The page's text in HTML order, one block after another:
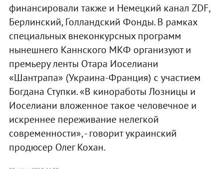
финансировали также и Немецкий канал ZDF,
Берлинский, Голландский Фонды. В рамках
специальных внеконкурсных программ
нынешнего Каннского МКФ организуют и
премьеру ленты Отара Иоселиани
«Шантрапа» (Украина-Франция) с участием
Богдана Ступки. «В киноработы Лозницы и
Иоселиани вложенное такое человечное и
искреннее переживание нелегкой
современности», - говорит украинский
продюсер Олег Кохан.